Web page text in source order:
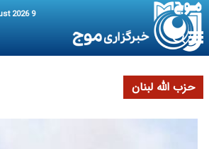
9 August 2026
حزب الله لبنان